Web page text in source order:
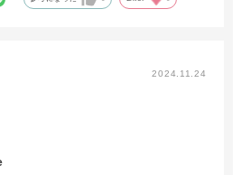
2024.11.24